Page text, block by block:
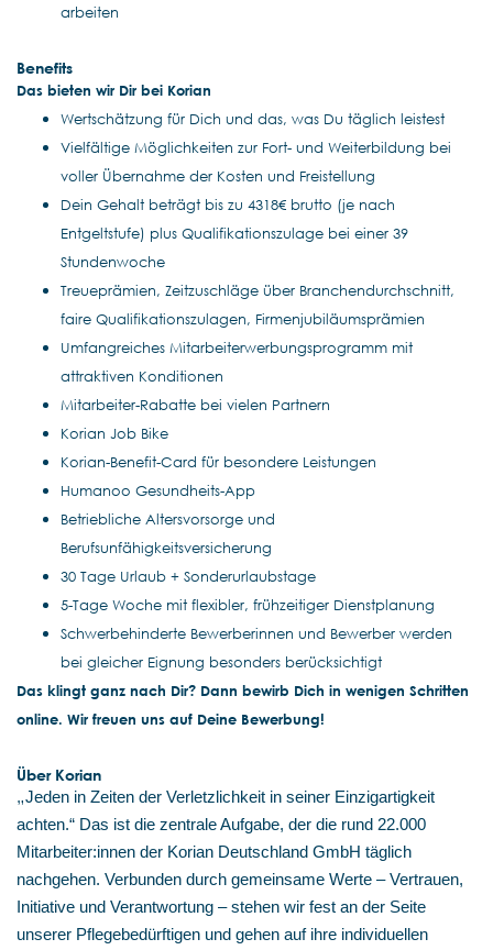
arbeiten
Benefits
Das bieten wir Dir bei Korian
Wertschätzung für Dich und das, was Du täglich leistest
Vielfältige Möglichkeiten zur Fort- und Weiterbildung bei
voller Übernahme der Kosten und Freistellung
Dein Gehalt beträgt bis zu 4318€ brutto (je nach
Entgeltstufe) plus Qualifikationszulage bei einer 39
Stundenwoche
Treueprämien, Zeitzuschläge über Branchendurchschnitt,
faire Qualifikationszulagen, Firmenjubiläumsprämien
Umfangreiches Mitarbeiterwerbungsprogramm mit
attraktiven Konditionen
Mitarbeiter-Rabatte bei vielen Partnern
Korian Job Bike
Korian-Benefit-Card für besondere Leistungen
Humanoo Gesundheits-App
Betriebliche Altersvorsorge und
Berufsunfähigkeitsversicherung
30 Tage Urlaub + Sonderurlaubstage
5-Tage Woche mit flexibler, frühzeitiger Dienstplanung
Schwerbehinderte Bewerberinnen und Bewerber werden
bei gleicher Eignung besonders berücksichtigt
Das klingt ganz nach Dir? Dann bewirb Dich in wenigen Schritten
online. Wir freuen uns auf Deine Bewerbung!
Über Korian
„Jeden in Zeiten der Verletzlichkeit in seiner Einzigartigkeit
achten.“ Das ist die zentrale Aufgabe, der die rund 22.000
Mitarbeiter:innen der Korian Deutschland GmbH täglich
nachgehen. Verbunden durch gemeinsame Werte – Vertrauen,
Initiative und Verantwortung – stehen wir fest an der Seite
unserer Pflegebedürftigen und gehen auf ihre individuellen